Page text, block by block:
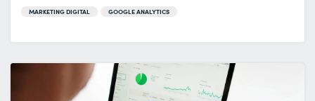
MARKETING DIGITAL GOOGLE ANALYTICS